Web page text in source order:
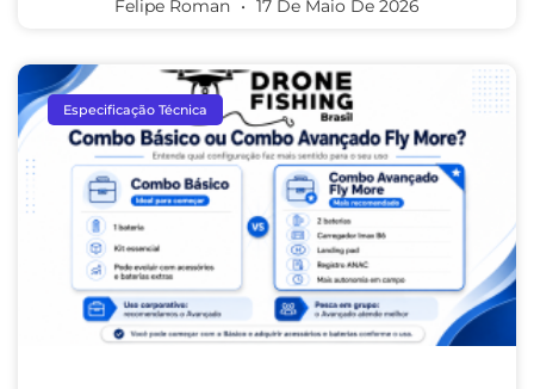
Felipe Roman 17 De Maio De 2026
Especificação Técnica